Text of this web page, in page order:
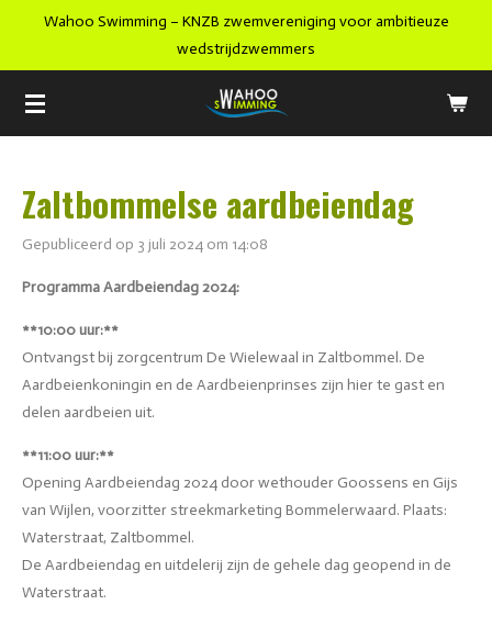
de
hoofdinhoud
Wahoo Swimming – KNZB zwemvereniging voor ambitieuze
wedstrijdzwemmers
Zaltbommelse aardbeiendag
Gepubliceerd op 3 juli 2024 om 14:08
Programma Aardbeiendag 2024:
**10:00 uur:**
Ontvangst bij zorgcentrum De Wielewaal in Zaltbommel. De
Aardbeienkoningin en de Aardbeienprinses zijn hier te gast en
delen aardbeien uit.
**11:00 uur:**
Opening Aardbeiendag 2024 door wethouder Goossens en Gijs
van Wijlen, voorzitter streekmarketing Bommelerwaard. Plaats:
Waterstraat, Zaltbommel.
De Aardbeiendag en uitdelerij zijn de gehele dag geopend in de
Waterstraat.